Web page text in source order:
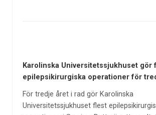
Karolinska Universitetssjukhuset gör
epilepsikirurgiska operationer för
För tredje året i rad gör Karolinska
Universitetssjukhuset flest